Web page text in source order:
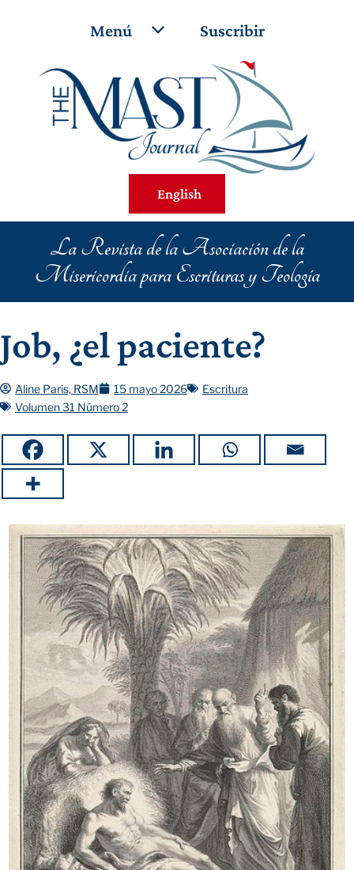
Menú Suscribir
English
La Revista de la Asociación de la
Misericordia para Escrituras y Teología
Job, ¿el paciente?
Aline Paris, RSM 15 mayo 2026
Escritura
Volumen 31 Número 2